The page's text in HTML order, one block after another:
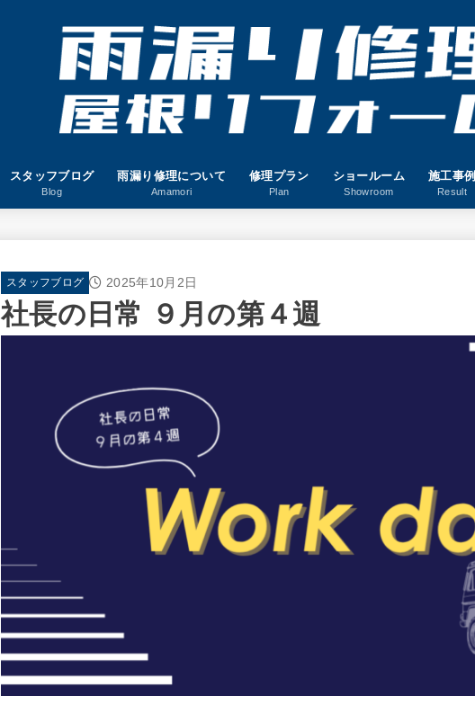
スタッフブログ
Blog
雨漏り修理について
Amamori
修理プラン
Plan
ショールーム
Showroom
施工事例
Result
スタッフブログ 2025年10月2日
社長の日常 ９月の第４週